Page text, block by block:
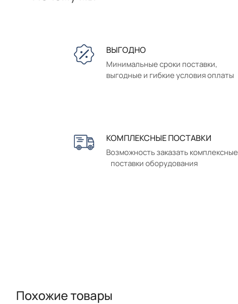
ВЫГОДНО
Минимальные сроки поставки,
выгодные и гибкие условия оплаты
КОМПЛЕКСНЫЕ ПОСТАВКИ
Возможность заказать комплексные
поставки оборудования
Похожие товары